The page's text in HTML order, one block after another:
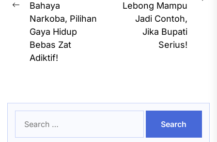
Previous
post:
Bahaya
Narkoba, Pilihan
Gaya Hidup
Bebas Zat
Adiktif!
Lebong Mampu
Jadi Contoh,
Jika Bupati
Serius!
for: